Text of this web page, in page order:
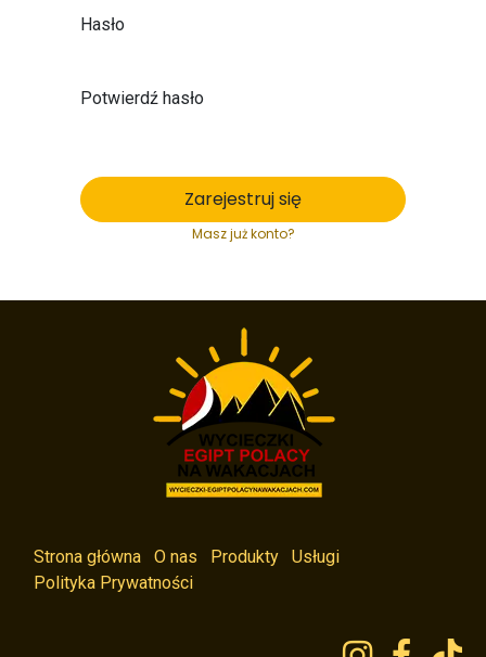
Hasło
Potwierdź hasło
Zarejestruj się
Masz już konto?
Strona główna O nas Produkty
Usługi
Polityka Prywatności